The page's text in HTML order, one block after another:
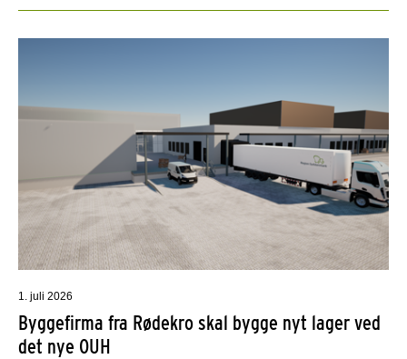
1. juli 2026
Byggefirma fra Rødekro skal bygge nyt lager ved
det nye OUH